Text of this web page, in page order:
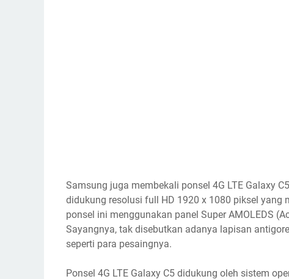
Samsung juga membekali ponsel 4G LTE Galaxy
didukung resolusi full HD 1920 x 1080 piksel yang
ponsel ini menggunakan panel Super AMOLEDS
Sayangnya, tak disebutkan adanya lapisan
seperti para pesaingnya.
Ponsel 4G LTE Galaxy C5 didukung oleh sistem